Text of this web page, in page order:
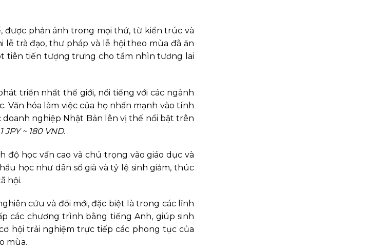
được phản ánh trong mọi thứ, từ kiến ​​trúc và
trà đạo, thư pháp và lễ hội theo mùa đã ăn
tiên tiến tượng trưng cho tầm nhìn tương lai
triển nhất thế giới, nổi tiếng với các ngành
Văn hóa làm việc của họ nhấn mạnh vào tính
nghiệp Nhật Bản lên vị thế nổi bật trên
JPY ~ 180 VND.
học vấn cao và chú trọng vào giáo dục và
học như dân số già và tỷ lệ sinh giảm, thúc
hội.
cứu và đổi mới, đặc biệt là trong các lĩnh
các chương trình bằng tiếng Anh, giúp sinh
hội trải nghiệm trực tiếp các phong tục của
mùa.